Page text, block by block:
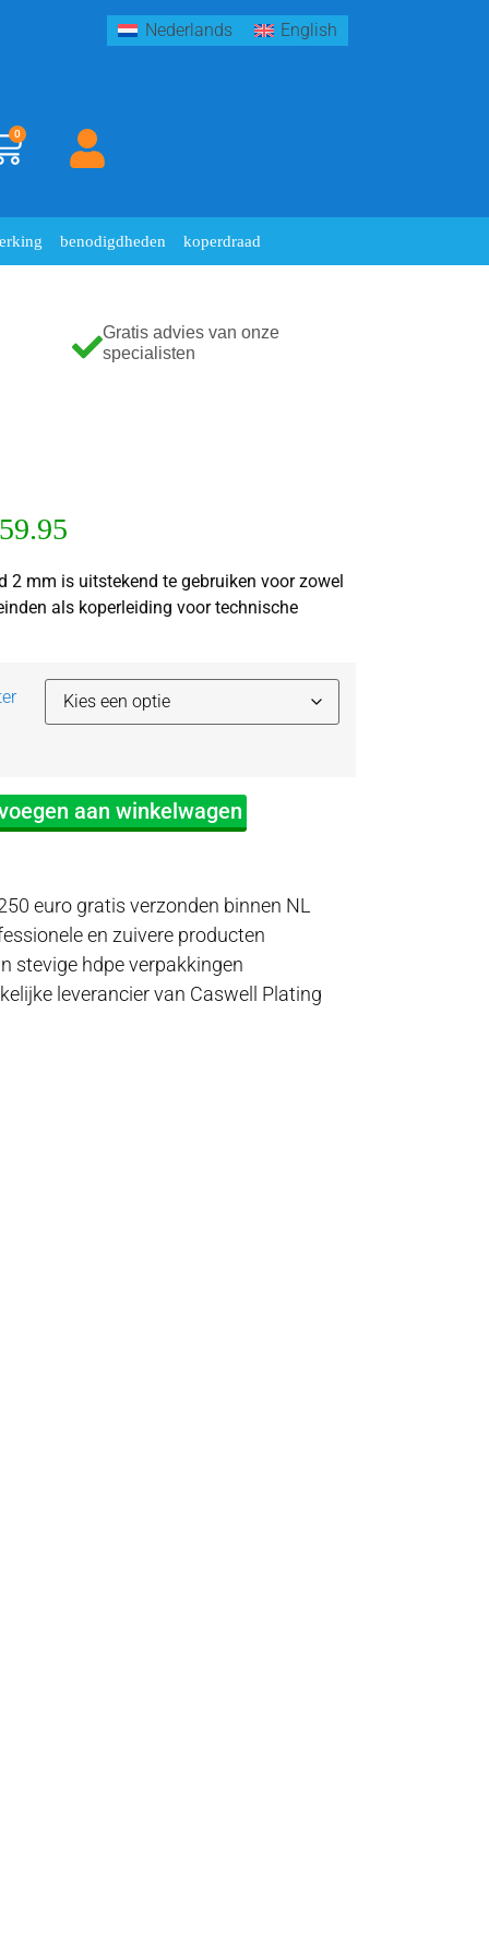
Nederlands English
0
benodigdheden koperdraad
Gratis advies van onze
specialisten
59.95
2 mm is uitstekend te gebruiken voor zowel
als koperleiding voor technische
aan winkelwagen
euro gratis verzonden binnen NL
en zuivere producten
stevige hdpe verpakkingen
leverancier van Caswell Plating